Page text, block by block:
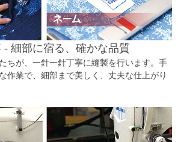
- 細部に宿る、確かな品質
ちが、一針一針丁寧に縫製を行います。手
作業で、細部まで美しく、丈夫な仕上がり